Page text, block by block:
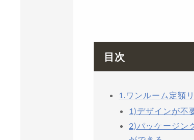
目次
1.ワンルーム定額
1)デザインが不
2)パッケージン